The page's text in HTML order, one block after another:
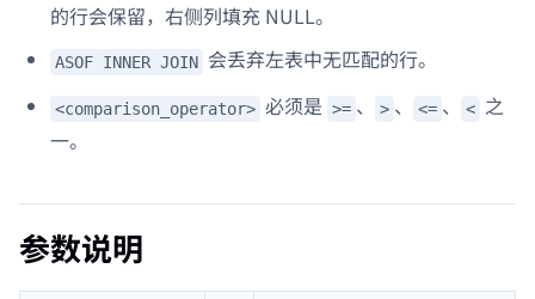
的行会保留，右侧列填充 NULL。
ASOF INNER JOIN 会丢弃左表中无匹配的行。
<comparison_operator> 必须是 >= 、 > 、 <= 、 < 之
一。
参数说明